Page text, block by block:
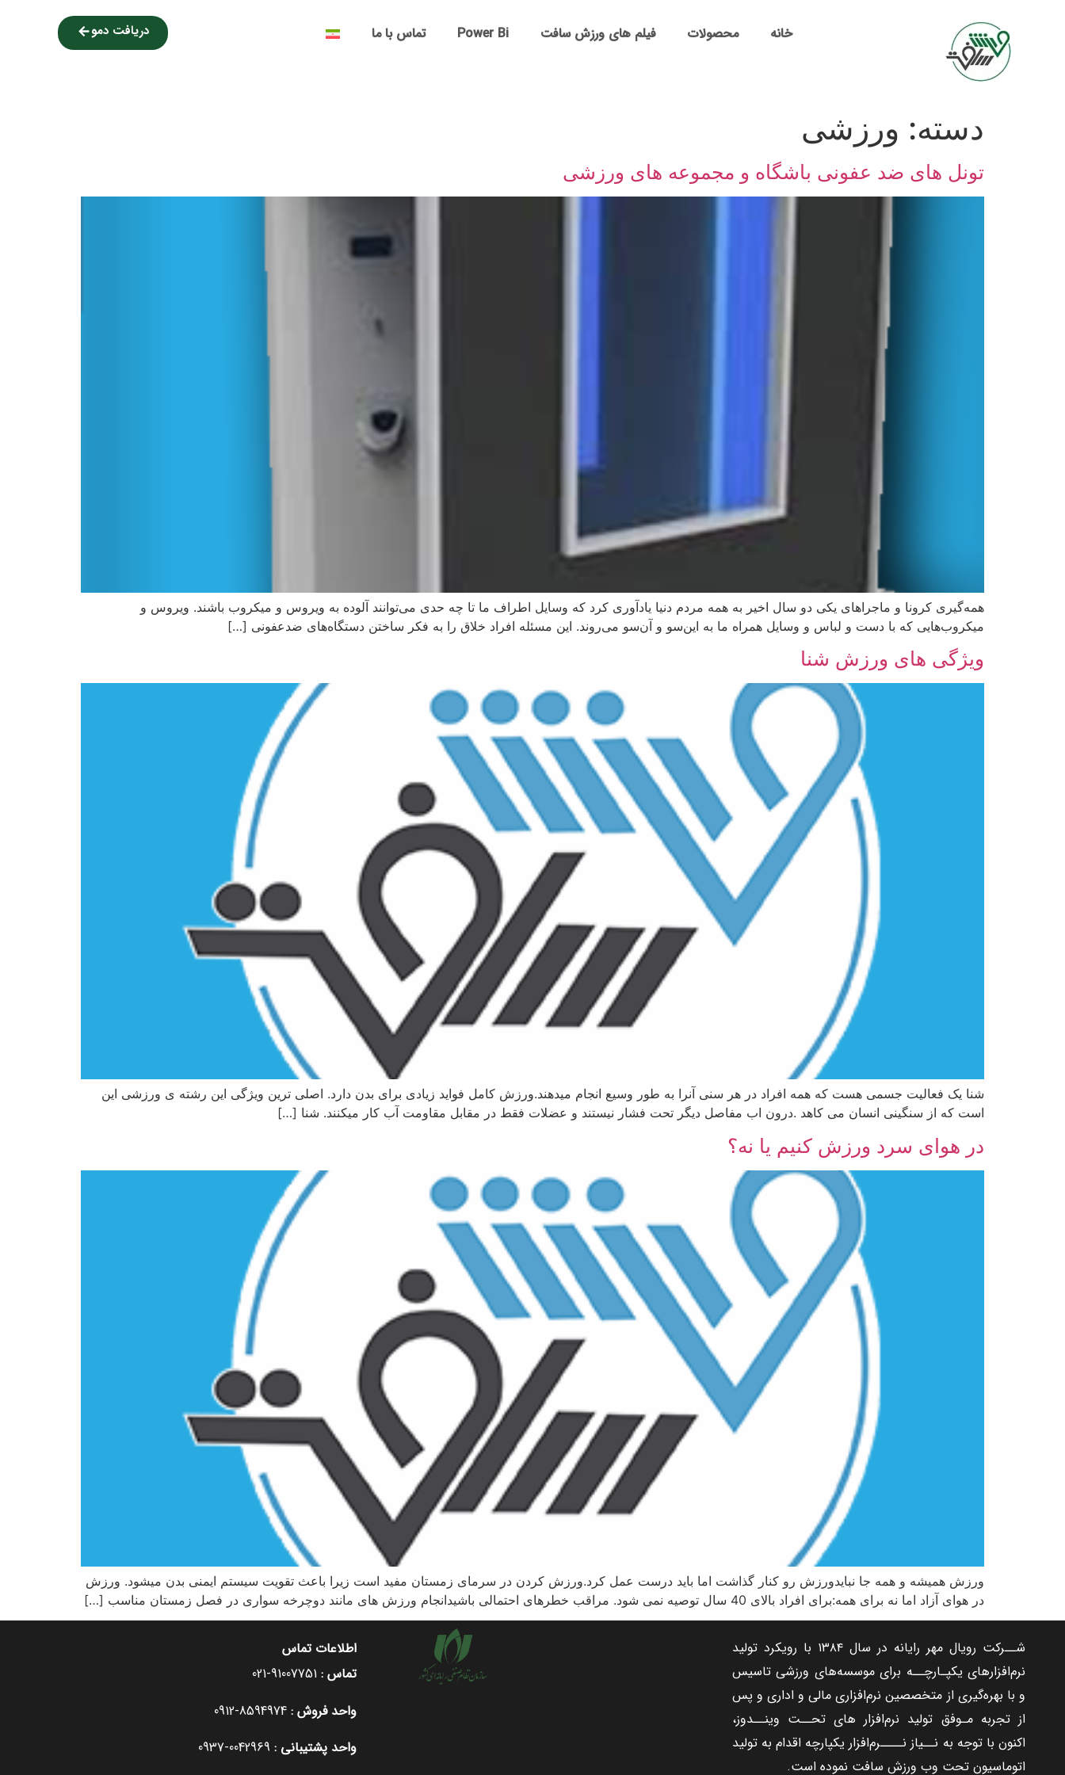
خانه محصولات فیلم های ورزش سافت Power Bi تماس با ما دریافت دمو
دسته: ورزشی
تونل های ضد عفونی باشگاه و مجموعه های ورزشی
همه‌گیری کرونا و ماجراهای یکی ‌دو سال اخیر به همه مردم دنیا یادآوری کرد که وسایل اطراف ما تا چه حدی می‌توانند آلوده به ویروس و میکروب باشند. ویروس و
میکروب‌هایی که با دست و لباس و وسایل همراه ما به این‌سو و آن‌سو می‌روند. این مسئله افراد خلاق را به فکر ساختن دستگاه‌های ضدعفونی […]
ویژگی های ورزش شنا
شنا یک فعالیت جسمی هست که همه افراد در هر سنی آنرا به طور وسیع انجام میدهند.ورزش کامل فواید زیادی برای بدن دارد. اصلی ترین ویژگی این رشته ی ورزشی این
است که از سنگینی انسان می کاهد .درون اب مفاصل دیگر تحت فشار نیستند و عضلات فقط در مقابل مقاومت آب کار میکنند. شنا […]
در هوای سرد ورزش کنیم یا نه؟
ورزش همیشه و همه جا نبایدورزش رو کنار گذاشت اما باید درست عمل کرد.ورزش کردن در سرمای زمستان مفید است زیرا باعث تقویت سیستم ایمنی بدن میشود. ورزش
در هوای آزاد اما نه برای همه:برای افراد بالای 40 سال توصیه نمی شود. مراقب خطرهای احتمالی باشیدانجام ورزش های مانند دوچرخه سواری در فصل زمستان مناسب […]
شــرکت رویال مهر‌ رایانه در سال ۱۳۸۴ با رویکرد تولید
نرم‌افزارهای یکپـارچــه برای موسسه‌های ورزشی تاسیس
و با بهره‌گیری از متخصصین نرم‌افزاری مالی و اداری و پس
از تجربه مـوفق تولید نرم‌افزار های تحــت وینــدوز،
اکنون با توجه به نــیاز نــــرم‌افزار یکپارچه اقدام به تولید
اتوماسیون تحت وب ورزش سافت نموده است.
اطلاعات تماس
تماس : 91007751-021
واحد فروش : 8594974-0912
واحد پشتیبانی : 0042969-0937